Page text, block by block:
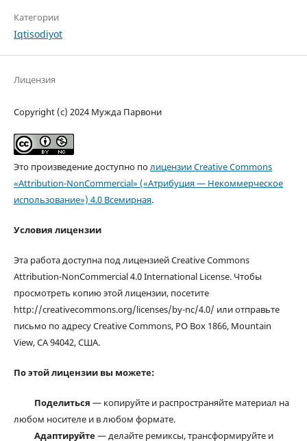
Категории
Iqtisodiyot
Лицензия
Copyright (c) 2024 Мужда Парвони
Это произведение доступно полицензии Creative Commons
«Attribution-NonCommercial» («Атрибуция — Некоммерческое
использование») 4.0 Всемирная.
Условия лицензии
Эта работа доступна под лицензией Creative Commons
Attribution-NonCommercial 4.0 International License. Чтобы
просмотреть копию этой лицензии, посетите
http://creativecommons.org/licenses/by-nc/4.0/ или отправьте
письмо по адресу Creative Commons, PO Box 1866, Mountain
View, CA 94042, США.
По этой лицензии вы можете:
Поделиться — копируйте и распространяйте материал на
любом носителе и в любом формате.
Адаптируйте— делайте ремиксы, трансформируйте и